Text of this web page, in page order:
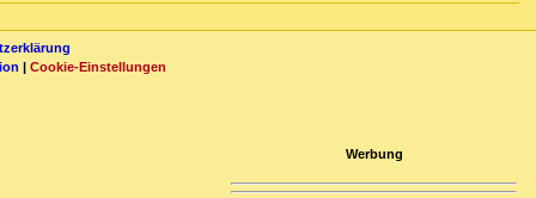
| Cookie-Einstellungen
Werbung